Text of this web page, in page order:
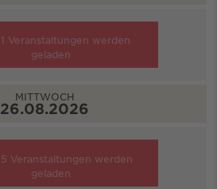
1 Veranstaltungen werden
geladen
MITTWOCH
26.08.2026
5 Veranstaltungen werden
geladen